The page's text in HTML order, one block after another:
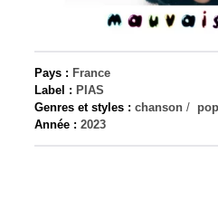
Pays : France
Label : PIAS
Genres et styles : chanson / pop
Année : 2023